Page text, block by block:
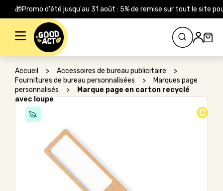
🎁Promo d'été jusqu'au 31 août : 5% de remise sur tout le site
Rechercher :
Accueil > Accessoires de bureau publicitaire
>
Fournitures de bureau personnalisées
>
Marques page
personnalisés
>
Marque page en carton recyclé
avec loupe
C